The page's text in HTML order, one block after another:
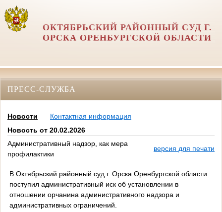
ОКТЯБРЬСКИЙ РАЙОННЫЙ СУД Г.
ОРСКА ОРЕНБУРГСКОЙ ОБЛАСТИ
ПРЕСС-СЛУЖБА
Новости
Контактная информация
Новость от 20.02.2026
Административный надзор, как мера
профилактики
версия для печати
В Октябрьский районный суд г. Орска Оренбургской области
поступил административный иск об установлении в
отношении орчанина административного надзора и
административных ограничений.